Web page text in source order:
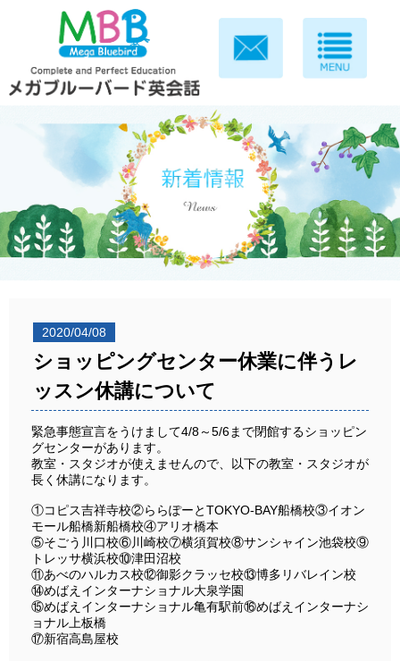
2020/04/08
ショッピングセンター休業に伴うレ
ッスン休講について
緊急事態宣言をうけまして4/8～5/6まで閉館するショッピン
グセンターがあります。
教室・スタジオが使えませんので、以下の教室・スタジオが
長く休講になります。
①コピス吉祥寺校②ららぽーとTOKYO-BAY船橋校③イオン
モール船橋新船橋校④アリオ橋本
⑤そごう川口校⑥川崎校⑦横須賀校⑧サンシャイン池袋校⑨
トレッサ横浜校⑩津田沼校
⑪あべのハルカス校⑫御影クラッセ校⑬博多リバレイン校
⑭めばえインターナショナル大泉学園
⑮めばえインターナショナル亀有駅前⑯めばえインターナシ
ョナル上板橋
⑰新宿高島屋校